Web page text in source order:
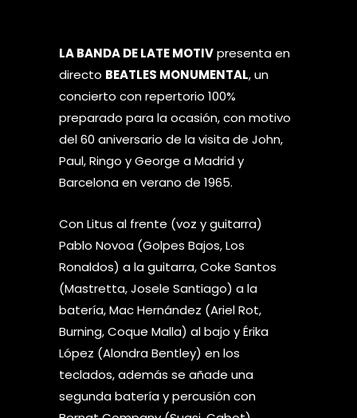
LA BANDA DE LATE MOTIVpresenta en
directo BEATLES MONUMENTAL, un
concierto con repertorio 100%
preparado para la ocasión, con motivo
del 60 aniversario de la visita de John,
Paul, Ringo y George a Madrid y
Barcelona en verano de 1965.
Con Litus al frente (voz y guitarra)
Pablo Novoa (Golpes Bajos, Los
Ronaldos) a la guitarra, Coke Santos
(Mastretta, Josele Santiago) a la
batería, Mac Hernández (Ariel Rot,
Burning, Coque Malla) al bajo y Érika
López (Alondra Bentley) en los
teclados, además se añade una
segunda batería y percusión con